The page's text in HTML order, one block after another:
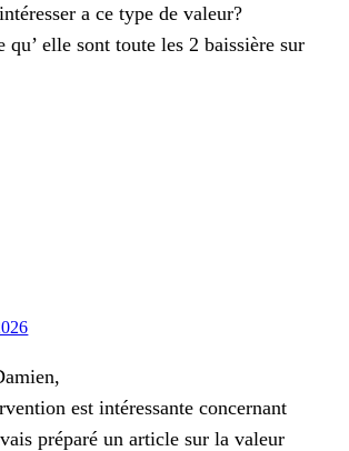
a ce type de valeur?
qu’ elle sont toute les 2 baissière sur
est intéressante concernant
préparé un article sur la valeur